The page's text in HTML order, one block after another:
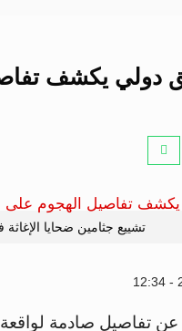
دولي يكشف
تشييع جثامين ضحايا
تفاصيل صادمة لواقعة